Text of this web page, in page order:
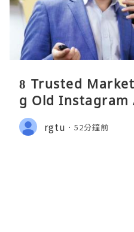
8 Trusted
g Old Instagram
rgtu 52分鐘前